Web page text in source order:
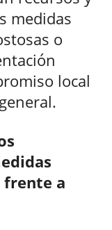
medidas
o
local
frente a